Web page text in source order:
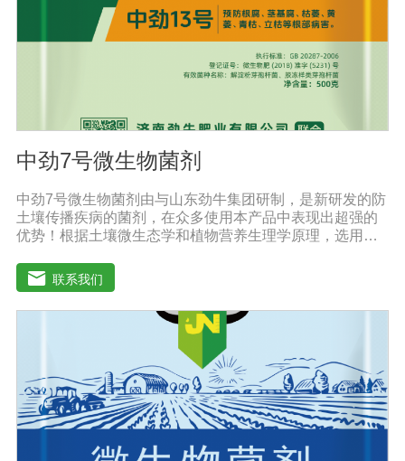
量为1000 mg/L，高糖DMEM培养基葡萄糖的含量为4500
mg/L。DMEM早期是用来培养鼠胚胎细胞。
中劲7号微生物菌剂
中劲7号微生物菌剂由与山东劲牛集团研制，是新研发的防
土壤传播疾病的菌剂，在众多使用本产品中表现出超强的
优势！根据土壤微生态学和植物营养生理学原理，选用有
而成的农用生物制剂。它利用微生物自身的寄生作用，并
释放出对土壤传播疾病和植物疾病、对细菌、真菌等具有
杀灭作用的化学物质，再辅助特殊增效剂，能快速、高效
抑制作物真菌、细菌病害。不仅有效地预防和控制多种作
萎病、立枯病等多种病害功效，等土传病害的抗病力；从
而有效地解决由土传病害引起的作物根部病害及蔬菜苗期
病害。同时还有提高作物免疫力和抗逆性，促进作物生
长，改善品质，促进生长的代谢产物，促进根系生长，产
生分解不溶性磷酸盐、硅酸盐和含钾矿物的代谢产物，促
进植物对磷、钾、硅等营养元素的利用；增产30%-50%；
联系我们